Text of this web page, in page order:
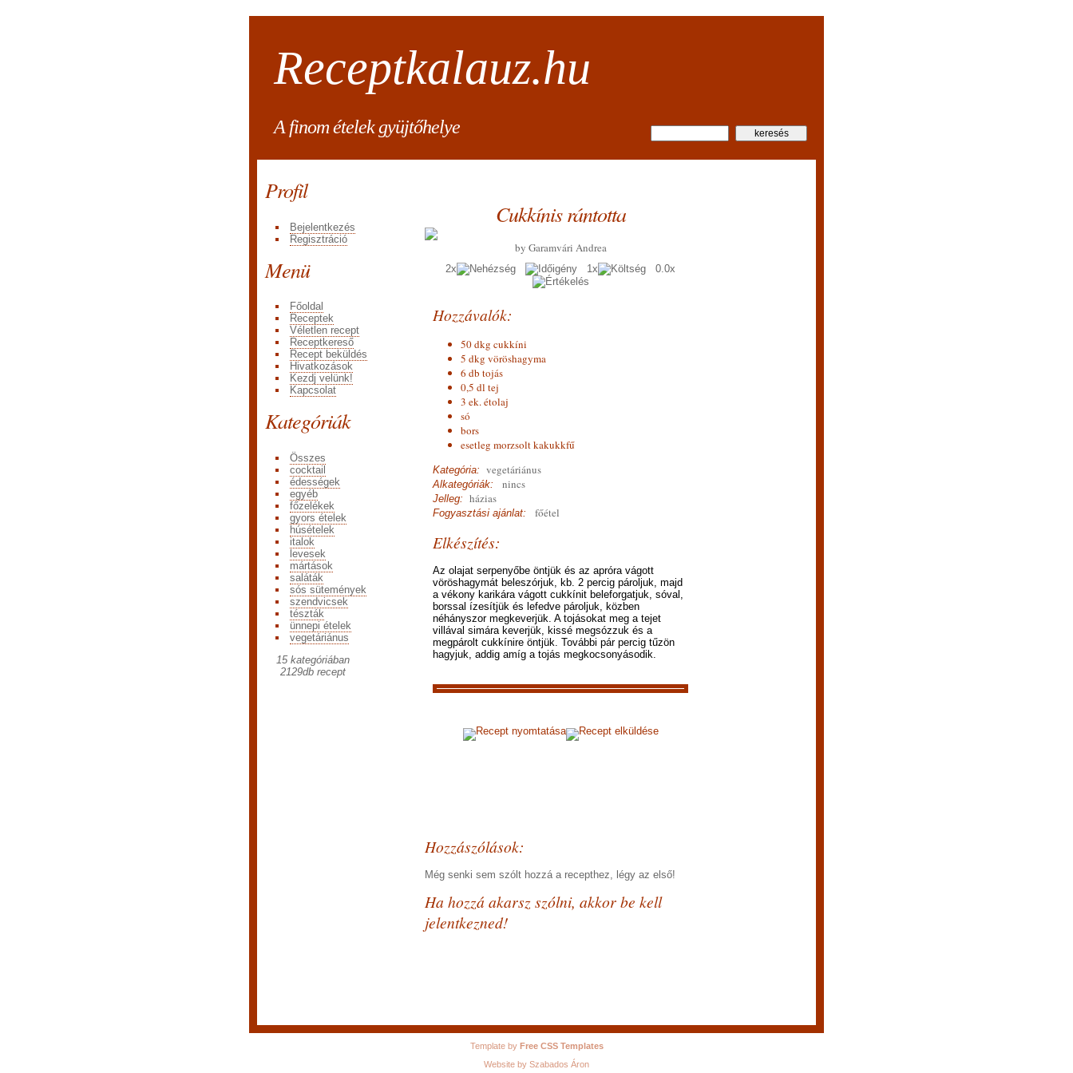
Receptkalauz.hu
A finom ételek gyüjtőhelye
Profil
Bejelentkezés
Regisztráció
Menü
Főoldal
Receptek
Véletlen recept
Receptkereső
Recept beküldés
Hivatkozások
Kezdj velünk!
Kapcsolat
Kategóriák
Összes
cocktail
édességek
egyéb
főzelékek
gyors ételek
húsételek
italok
levesek
mártások
saláták
sós sütemények
szendvicsek
tészták
ünnepi ételek
vegetáriánus
15 kategóriában
2129db recept
Cukkínis rántotta
by Garamvári Andrea
2x 1x 0.0x
Hozzávalók:
50 dkg cukkíni
5 dkg vöröshagyma
6 db tojás
0,5 dl tej
3 ek. étolaj
só
bors
esetleg morzsolt kakukkfű
Kategória: vegetáriánus
Alkategóriák: nincs
Jelleg: házias
Fogyasztási ajánlat: főétel
Elkészítés:
Az olajat serpenyőbe öntjük és az apróra vágott
vöröshagymát beleszórjuk, kb. 2 percig pároljuk, majd
a vékony karikára vágott cukkínit beleforgatjuk, sóval,
borssal ízesítjük és lefedve pároljuk, közben
néhányszor megkeverjük. A tojásokat meg a tejet
villával simára keverjük, kissé megsózzuk és a
megpárolt cukkínire öntjük. További pár percig tűzön
hagyjuk, addig amíg a tojás megkocsonyásodik.
Recept nyomtatása Recept elküldése
Hozzászólások:
Még senki sem szólt hozzá a recepthez, légy az első!
Ha hozzá akarsz szólni, akkor be kell
jelentkezned!
Template by Free CSS Templates
Website by Szabados Áron